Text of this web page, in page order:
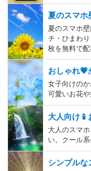
夏のスマホ
夏のスマホ
チ・ひまわ
枚を無料で配
おしゃれ💗
女子向けの
可愛いお花や
大人向け📱
大人のスマ
い。クール
シンプルな